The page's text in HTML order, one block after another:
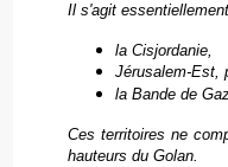
Il s'agit
la Cisjordanie,
Jérusalem-Est,
la Bande de
Ces territoires ne
hauteurs du Golan.